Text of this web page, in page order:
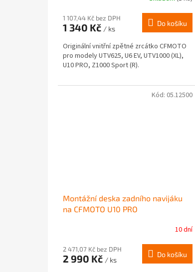
1 107,44 Kč bez DPH
1 340 Kč / ks
Do košíku
Originální vnitřní zpětné zrcátko CFMOTO
pro modely UTV625, U6 EV, UTV1000 (XL),
U10 PRO, Z1000 Sport (R).
Montážní deska zadního navijáku
na CFMOTO U10 PRO
10 dní
2 471,07 Kč bez DPH
2 990 Kč / ks
Do košíku
Kód: 05.12500